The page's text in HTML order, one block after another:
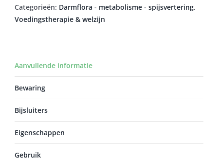
Categorieën: Darmflora - metabolisme - spijsvertering,
Voedingstherapie & welzijn
Aanvullende informatie
Bewaring
Bijsluiters
Eigenschappen
Gebruik